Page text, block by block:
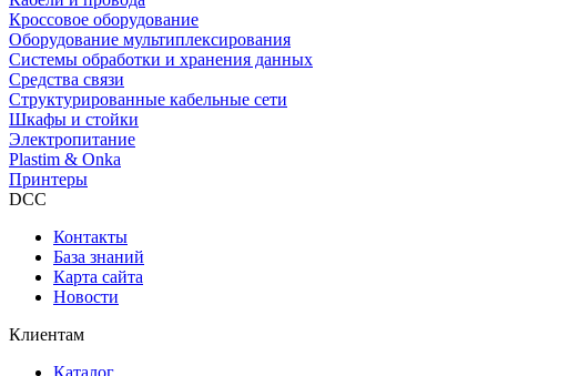
Кроссовое оборудование
Оборудование мультиплексирования
Системы обработки и хранения данных
Средства связи
Структурированные кабельные сети
Шкафы и стойки
Электропитание
Plastim & Onka
Принтеры
DCC
Контакты
База знаний
Карта сайта
Новости
Клиентам
Каталог